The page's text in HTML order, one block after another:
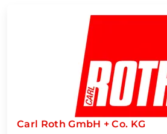
Carl Roth GmbH + Co. KG